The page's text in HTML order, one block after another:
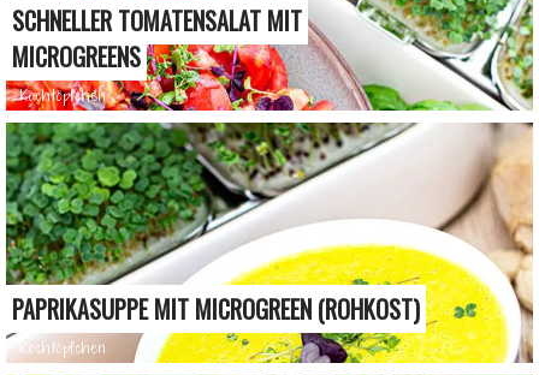
SCHNELLER TOMATENSALAT MIT
MICROGREENS
Kochtöpfchen
PAPRIKASUPPE MIT MICROGREEN (ROHKOST)
Kochtöpfchen